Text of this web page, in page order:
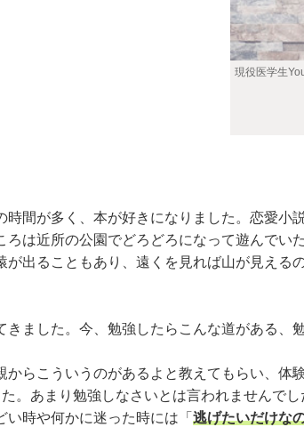
現役医学生
間が多く、本が好きになりました。恋愛小
は近所の公園でどろどろになって遊んで
出ることもあり、遠くを見れば山が見え
きました。今、勉強したらこんな道がある、
らこういうのがあるよと教えてもらい、体
。あまり勉強しなさいとは言われませんで
時や何かに迷った時には「 逃げたいだけな